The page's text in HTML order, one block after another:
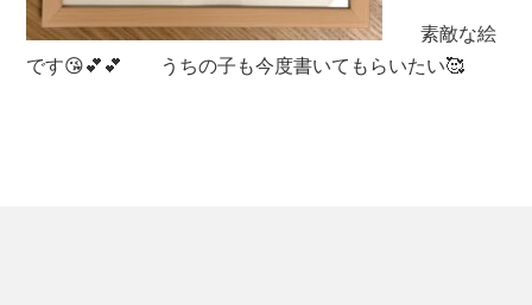
素敵な絵
です😘💕💕 うちの子も今度書いてもらいたい🥰